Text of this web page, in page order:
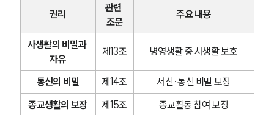
권리
관련
조문
주요 내용
사생활의 비밀과
자유
제13조 병영생활 중 사생활 보호
통신의 비밀 제14조
서신·통신 비밀 보장
종교생활의 보장
제15조
종교활동 참여 보장